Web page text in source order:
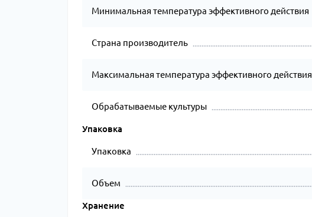
Минимальная температура эффективного действия
Страна производитель
Максимальная температура эффективного действия
Обрабатываемые культуры
Упаковка
Упаковка
Объем
Хранение